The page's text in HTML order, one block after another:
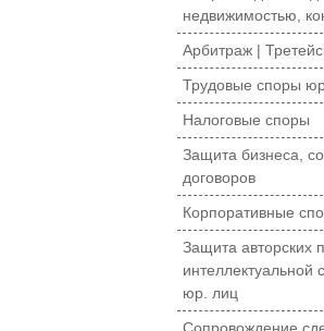
недвижимостью,
Арбитраж |
Трудовые споры
Налоговые споры
Защита бизнеса,
договоров
Корпоративные
Защита авторских
интеллектуальной
юр. лиц